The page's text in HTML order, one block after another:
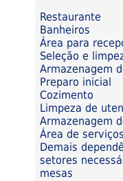
Restaurante
Banheiros
Área para
Seleção e
Armazenagem
Preparo inicial
Cozimento
Limpeza de
Armazenagem
Área de serviços
Demais
setores
mesas